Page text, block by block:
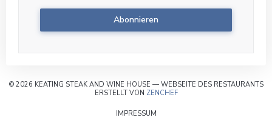
Abonnieren
© 2026 KEATING STEAK AND WINE HOUSE — WEBSEITE DES RESTAURANTS
ERSTELLT VON ZENCHEF((ÖFFNET EIN NEUES
IMPRESSUM((ÖFFNET EIN NEUES FENSTER))